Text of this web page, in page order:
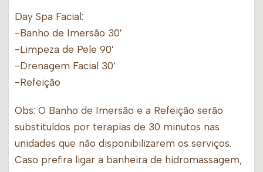
Day Spa Facial:
-Banho de Imersão 30′
-Limpeza de Pele 90′
-Drenagem Facial 30′
-Refeição
Obs: O Banho de Imersão e a Refeição serão
substituídos por terapias de 30 minutos nas
unidades que não disponibilizarem os serviços.
Caso prefira ligar a banheira de hidromassagem,